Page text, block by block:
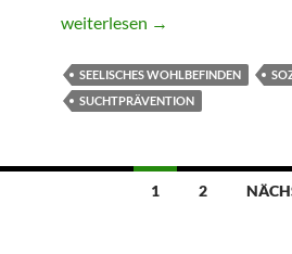
IPSY (Information +
weiterlesen →
SEELISCHES WOHLBEFINDEN
SUCHTPRÄVENTION
Beitragsnavigation
1 2